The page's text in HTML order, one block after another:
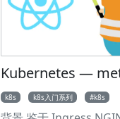
5spec: 6 capacity: 7
accessModes: 9 -
storageClassName:
nodeAffinity: 16
Kubernetes —
k8s k8s入门系列 k8s